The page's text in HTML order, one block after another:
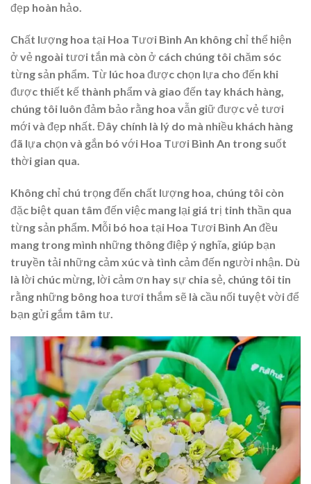
đẹp hoàn hảo.
Chất lượng hoa tại Hoa Tươi Bình An không chỉ thể hiện
ở vẻ ngoài tươi tắn mà còn ở cách chúng tôi chăm sóc
từng sản phẩm. Từ lúc hoa được chọn lựa cho đến khi
được thiết kế thành phẩm và giao đến tay khách hàng,
chúng tôi luôn đảm bảo rằng hoa vẫn giữ được vẻ tươi
mới và đẹp nhất. Đây chính là lý do mà nhiều khách hàng
đã lựa chọn và gắn bó với Hoa Tươi Bình An trong suốt
thời gian qua.
Không chỉ chú trọng đến chất lượng hoa, chúng tôi còn
đặc biệt quan tâm đến việc mang lại giá trị tinh thần qua
từng sản phẩm. Mỗi bó hoa tại Hoa Tươi Bình An đều
mang trong mình những thông điệp ý nghĩa, giúp bạn
truyền tải những cảm xúc và tình cảm đến người nhận. Dù
là lời chúc mừng, lời cảm ơn hay sự chia sẻ, chúng tôi tin
rằng những bông hoa tươi thắm sẽ là cầu nối tuyệt vời để
bạn gửi gắm tâm tư.